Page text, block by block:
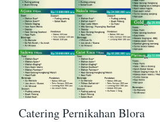
Catering Pernikahan Blora